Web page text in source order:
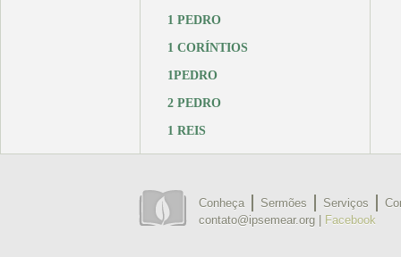
1 PEDRO
1 CORÍNTIOS
1PEDRO
2 PEDRO
1 REIS
Conheça Sermões Serviços
contato@ipsemear.org |
Facebook